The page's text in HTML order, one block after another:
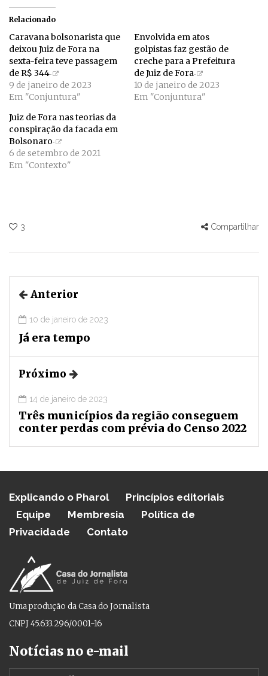
Relacionado
Caravana bolsonarista que
deixou Juiz de Fora na
sexta-feira teve passagem
de R$ 344
9 de janeiro de 2023
Em "Conjuntura"
Envolvida em atos
golpistas faz gestão de
creche para a Prefeitura
de Juiz de Fora
10 de janeiro de 2023
Em "Conjuntura"
Juiz de Fora nas teorias da
conspiração da facada em
Bolsonaro
6 de setembro de 2021
Em "Contexto"
3 Compartilhar
Anterior
10 de janeiro de 2023
Já era tempo
Próximo
14 de janeiro de 2023
Três municípios da região conseguem
conter perdas com prévia do Censo 2022
Explicando o Pharol
Princípios editoriais
Equipe
Membresia
Política de
Privacidade
Contato
Uma produção da Casa do Jornalista
CNPJ 45.633.296/0001-16
Notícias no e-mail